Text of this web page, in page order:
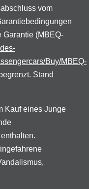
vom
Garantie (MBEQ-
Buy/MBEQ-
Stand
Kauf eines Junge